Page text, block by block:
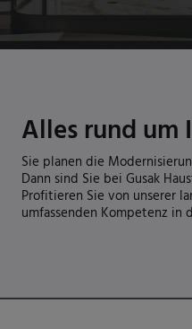
Alles rund um
Sie planen die
Dann sind Sie bei Gusak
Profitieren Sie von unserer
umfassenden Kompetenz in